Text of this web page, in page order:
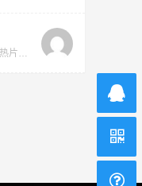
教程